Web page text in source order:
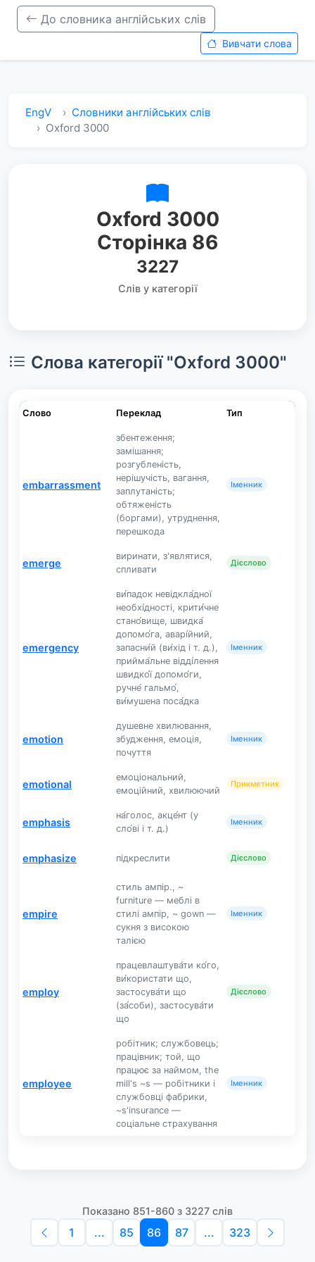
До словника англійських слів
Вивчати слова
EngV
Словники англійських слів
Oxford 3000
Oxford 3000
Сторінка 86
3227
Слів у категорії
Слова категорії "Oxford 3000"
Слово Переклад Тип
embarrassment
збентеження;
замішання;
розгубленість,
нерішучість, вагання,
заплутаність;
обтяженість
(боргами), утруднення,
перешкода
Іменник
emerge
виринати, з'являтися,
спливати
Дієслово
emergency
ви́падок невідкла́дної
необхі́дності, крити́чне
стано́вище, швидка́
допомо́га, аварі́йний,
запасни́й (ви́хід і т. д.),
прийма́льне відді́лення
швидко́ї допомо́ги,
ручне́ гальмо́,
ви́мушена поса́дка
Іменник
emotion
душевне хвилювання,
збудження, емоція,
почуття
Іменник
emotional
емоціональний,
емоційний, хвилюючий
Прикметник
emphasis
на́голос, акце́нт (у
сло́ві і т. д.)
Іменник
emphasize підкреслити Дієслово
empire
стиль ампір., ~
furniture — меблі в
стилі ампір, ~ gown —
сукня з високою
талією
Іменник
employ
працевлаштува́ти ко́го,
ви́користати що,
застосува́ти що
(за́соби), застосува́ти
що
Дієслово
employee
робітник; службовець;
працівник; той, що
працює за наймом, the
mill's ~s — робітники і
службовці фабрики,
~s'insurance —
соціальне страхування
Іменник
Показано 851-860 з 3227 слів
1 ... 85 86 87 ... 323